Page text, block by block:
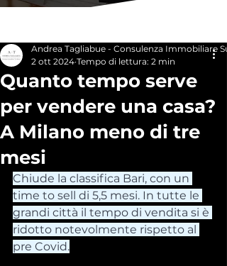
Quanto tempo serve
per vendere una casa?
A Milano meno di tre
mesi
Andrea Tagliabue - Consulenza Immobiliare
2 ott 2024 Tempo di lettura: 2 min
Chiude la classifica Bari, con un
time to sell di 5,5 mesi. In tutte le
grandi città il tempo di vendita si è
ridotto notevolmente rispetto al
pre Covid.